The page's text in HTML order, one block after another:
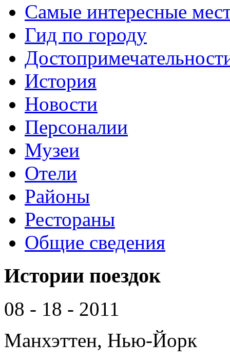
Самые интересные
Гид по городу
История
Новости
Персоналии
Музеи
Отели
Районы
Рестораны
Общие сведения
Истории поездок
08 - 18 - 2011
Манхэттен, Нью-Йорк